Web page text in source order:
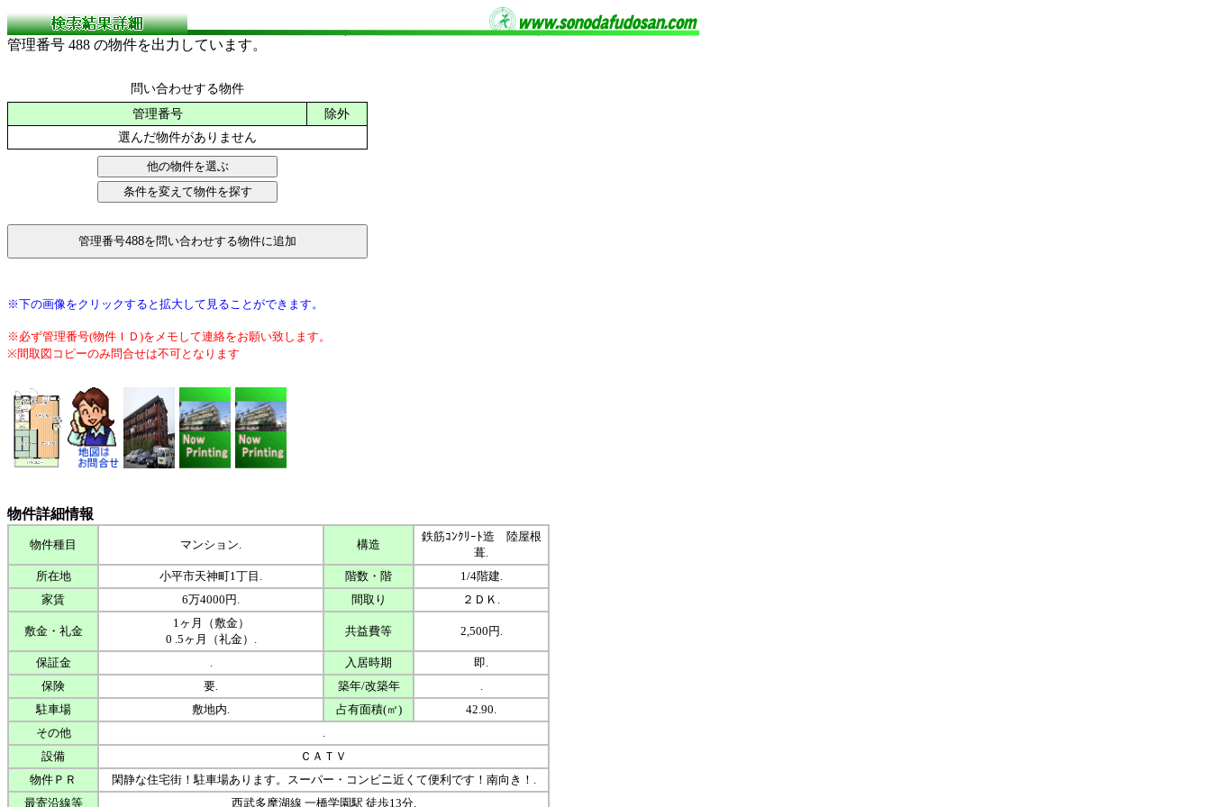
管理番号 488 の物件を出力しています。
問い合わせする物件
管理番号
除外
選んだ物件がありません
※下の画像をクリックすると拡大して見ることができます。
※必ず管理番号(物件ＩＤ)をメモして連絡をお願い致します。
※間取図コピーのみ問合せは不可となります
物件詳細情報
物件種目 マンション. 構造
鉄筋ｺﾝｸﾘｰﾄ造 陸屋根
葺.
所在地
小平市天神町1丁目. 階数・階
1/4階建.
家賃
6万4000円. 間取り ２ＤＫ.
敷金・礼金
1ヶ月（敷金）
0 .5ヶ月（礼金）.
共益費等 2,500円.
保証金 . 入居時期
即.
保険
要. 築年/改築年
.
駐車場
敷地内. 占有面積(㎡)
42.90.
その他
.
設備
ＣＡＴＶ
物件ＰＲ
閑静な住宅街！駐車場あります。スーパー・コンビニ近くて便利です！南向き！.
最寄沿線等
西武多摩湖線 一橋学園駅 徒歩13分.